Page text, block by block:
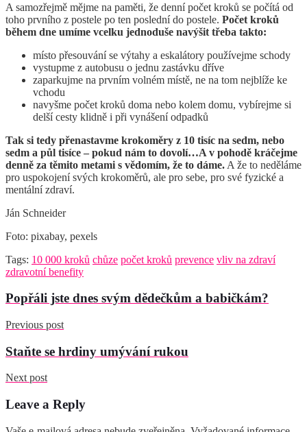
A samozřejmě mějme na paměti, že denní počet kroků se počítá od
toho prvního z postele po ten poslední do postele. Počet kroků
během dne umíme vcelku jednoduše navýšit třeba takto:
místo přesouvání se výtahy a eskalátory používejme schody
vystupme z autobusu o jednu zastávku dříve
zaparkujme na prvním volném místě, ne na tom nejblíže ke
vchodu
navyšme počet kroků doma nebo kolem domu, vybírejme si
delší cesty klidně i při vynášení odpadků
Tak si tedy přenastavme krokoměry z 10 tisíc na sedm, nebo
sedm a půl tisíce – pokud nám to dovolí…A v pohodě kráčejme
denně za těmito metami s vědomím, že to dáme. A že to neděláme
pro uspokojení svých krokoměrů, ale pro sebe, pro své fyzické a
mentální zdraví.
Ján Schneider
Foto: pixabay, pexels
Tags: 10 000 kroků chůze počet kroků prevence vliv na zdraví
zdravotní benefity
Popřáli jste dnes svým dědečkům a babičkám?
Previous post
Staňte se hrdiny umývání rukou
Next post
Leave a Reply